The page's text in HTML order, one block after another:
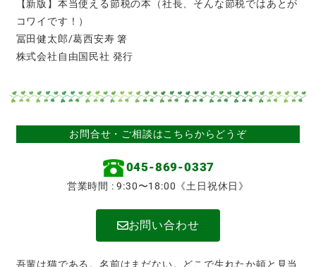
【新版】本当使える節税の本（社長、そんな節税ではあとが
コワイです！）
冨田健太郎/葛西安寿 箸
株式会社自由国民社 発行
お問合せ・ご相談はこちらからどうぞ
045-869-0337
営業時間 : 9:30〜18:00《土日祝休日》
お問い合わせ
吾輩は猫である。名前はまだない。どこで生れたか頓と見当